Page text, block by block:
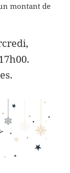
montant de